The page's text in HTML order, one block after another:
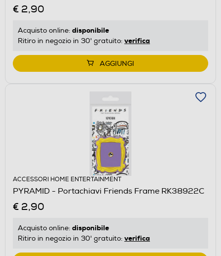
€ 2,90
Acquisto online: disponibile
Ritiro in negozio in 30' gratuito: verifica
AGGIUNGI
ACCESSORI HOME ENTERTAINMENT
PYRAMID - Portachiavi Friends Frame RK38922C
€ 2,90
Acquisto online: disponibile
Ritiro in negozio in 30' gratuito: verifica